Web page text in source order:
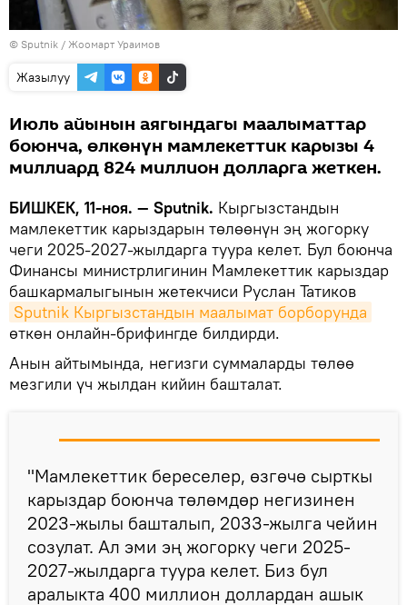
© Sputnik / Жоомарт Ураимов
Жазылуу
Июль айынын аягындагы маалыматтар
боюнча, өлкөнүн мамлекеттик карызы 4
миллиард 824 миллион долларга жеткен.
БИШКЕК, 11-ноя. — Sputnik. Кыргызстандын
мамлекеттик карыздарын төлөөнүн эң жогорку
чеги 2025-2027-жылдарга туура келет. Бул боюнча
Финансы министрлигинин Мамлекеттик карыздар
башкармалыгынын жетекчиси Руслан Татиков
Sputnik Кыргызстандын маалымат борборунда
өткөн онлайн-брифингде билдирди.
Анын айтымында, негизги суммаларды төлөө
мезгили үч жылдан кийин башталат.
"Мамлекеттик береселер, өзгөчө сырткы
карыздар боюнча төлөмдөр негизинен
2023-жылы башталып, 2033-жылга чейин
созулат. Ал эми эң жогорку чеги 2025-
2027-жылдарга туура келет. Биз бул
аралыкта 400 миллион доллардан ашык